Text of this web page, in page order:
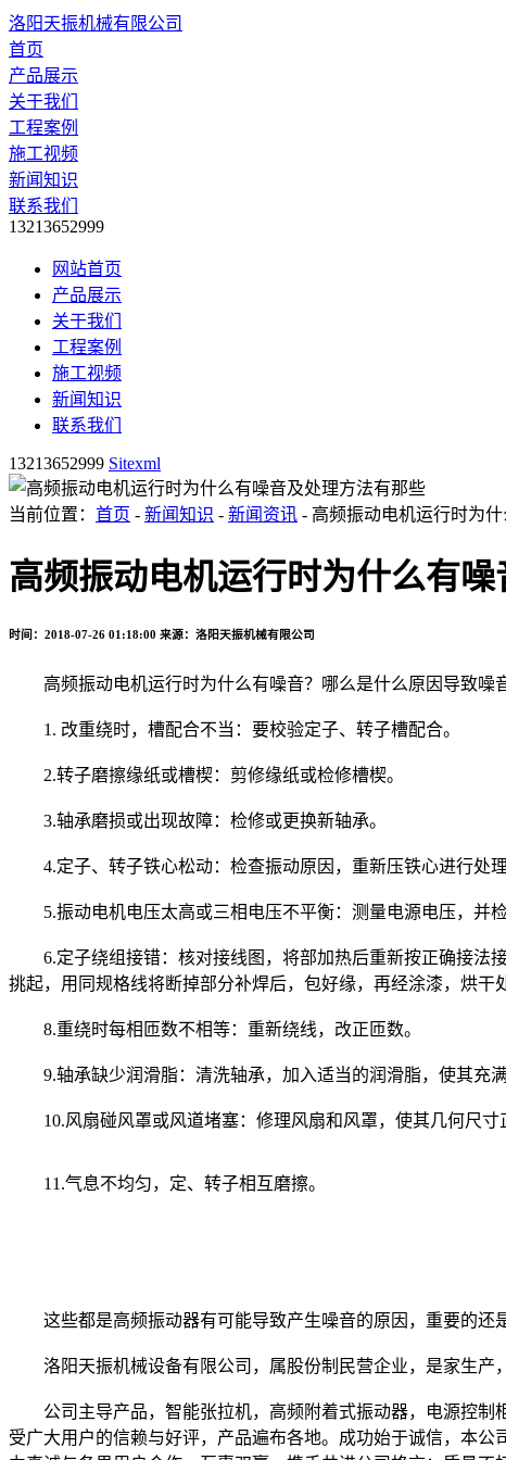
洛阳天振机械有限公司
首页
产品展示
关于我们
工程案例
施工视频
新闻知识
联系我们
13213652999
网站首页
产品展示
关于我们
工程案例
施工视频
新闻知识
联系我们
13213652999 Sitexml
当前位置： 首页 - 新闻知识 - 新闻资讯 - 高频振动电机运行时为
高频振动电机运行时为什么有
时间：2018-07-26 01:18:00 来源：洛阳天振机械有限公司
高频振动电机运行时为什么有噪音？哪么是什么原因导致噪
1. 改重绕时，槽配合不当：要校验定子、转子槽配合。
2.转子磨擦缘纸或槽楔：剪修缘纸或检修槽楔。
3.轴承磨损或出现故障：检修或更换新轴承。
4.定子、转子铁心松动：检查振动原因，重新压铁心进行处理
5.振动电机电压太高或三相电压不平衡：测量电源电压，并检
6.定子绕组接错：核对接线图，将部加热后重新按正确接法接
挑起，用同规格线将断掉部分补焊后，包好缘，再经涂漆，烘干
8.重绕时每相匝数不相等：重新绕线，改正匝数。
9.轴承缺少润滑脂：清洗轴承，加入适当的润滑脂，使其充满
10.风扇碰风罩或风道堵塞：修理风扇和风罩，使其几何尺寸
11.气息不均匀，定、转子相互磨擦。
这些都是高频振动器有可能导致产生噪音的原因，重要的还
洛阳天振机械设备有限公司，属股份制民营企业，是家生产
公司主导产品，智能张拉机，高频附着式振动器，电源控制
受广大用户的信赖与好评，产品遍布各地。成功始于诚信，本